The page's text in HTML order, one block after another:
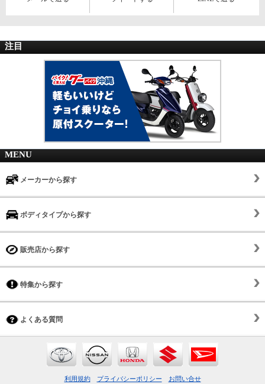
注目
MENU
メーカーから探す
ボディタイプから探す
販売店から探す
特集から探す
よくある質問
利用規約 プライバシーポリシー お問い合せ